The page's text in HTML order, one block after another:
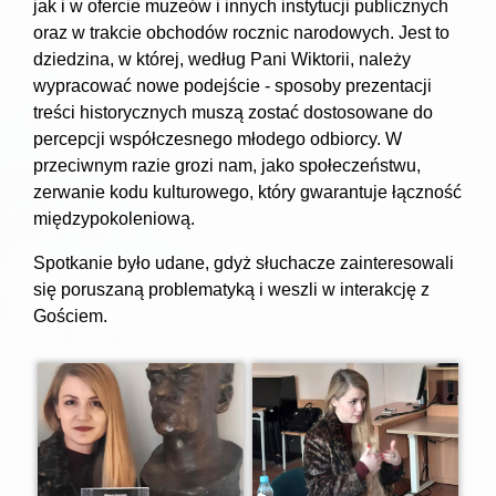
jak i w ofercie muzeów i innych instytucji publicznych
oraz w trakcie obchodów rocznic narodowych. Jest to
dziedzina, w której, według Pani Wiktorii, należy
wypracować nowe podejście - sposoby prezentacji
treści historycznych muszą zostać dostosowane do
percepcji współczesnego młodego odbiorcy. W
przeciwnym razie grozi nam, jako społeczeństwu,
zerwanie kodu kulturowego, który gwarantuje łączność
międzypokoleniową.
Spotkanie było udane, gdyż słuchacze zainteresowali
się poruszaną problematyką i weszli w interakcję z
Gościem.